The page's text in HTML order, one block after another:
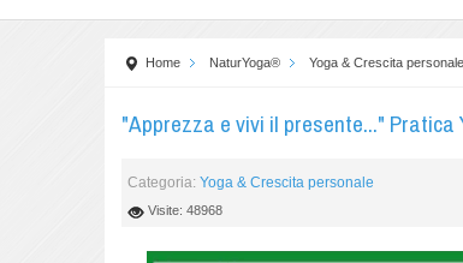
Home NaturYoga® Yoga & Crescita personale
"Apprezza e vivi il presente..."
Categoria:Yoga & Crescita personale
Visite: 48968